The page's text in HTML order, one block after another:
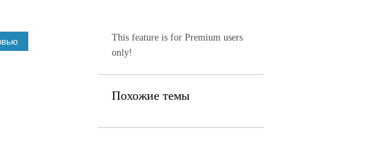
This feature is for Premium users
only!
Похожие темы